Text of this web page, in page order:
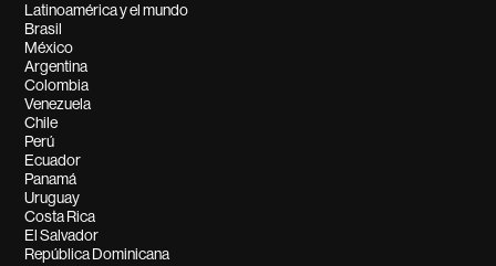
Latinoamérica y el mundo
Brasil
México
Argentina
Colombia
Venezuela
Chile
Perú
Ecuador
Panamá
Uruguay
Costa Rica
El Salvador
República Dominicana